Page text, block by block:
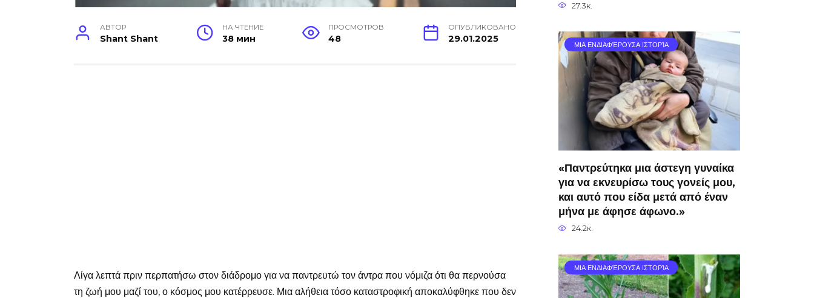
АВТОР
Shant Shant
НА ЧТЕНИЕ
38 мин
ПРОСМОТРОВ
48
ОПУБЛИКОВАНО
29.01.2025
Λίγα λεπτά πριν περπατήσω στον διάδρομο για να παντρευτώ τον άντρα που νόμιζα ότι θα περνούσα
τη ζωή μου μαζί του, ο κόσμος μου κατέρρευσε. Μια αλήθεια τόσο καταστροφική αποκαλύφθηκε που δεν
27.3к.
ΜΙΑ ΕΝΔΙΑΦΈΡΟΥΣΑ ΙΣΤΟΡΊΑ
«Παντρεύτηκα μια άστεγη γυναίκα
για να εκνευρίσω τους γονείς μου,
και αυτό που είδα μετά από έναν
μήνα με άφησε άφωνο.»
24.2к.
ΜΙΑ ΕΝΔΙΑΦΈΡΟΥΣΑ ΙΣΤΟΡΊΑ